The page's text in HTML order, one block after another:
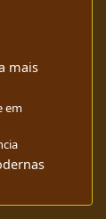
mais
em